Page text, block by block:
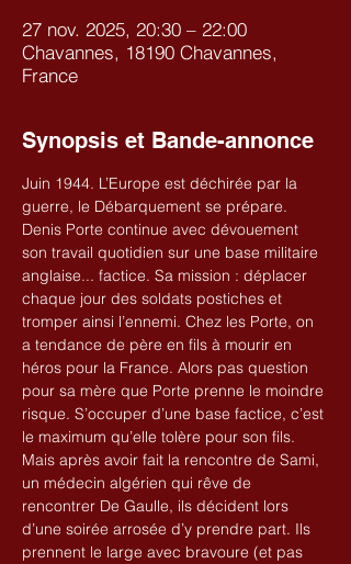
27 nov. 2025, 20:30 – 22:00
Chavannes, 18190 Chavannes,
France
Synopsis et Bande-annonce
Juin 1944. L’Europe est déchirée par la
guerre, le Débarquement se prépare.
Denis Porte continue avec dévouement
son travail quotidien sur une base militaire
anglaise... factice. Sa mission : déplacer
chaque jour des soldats postiches et
tromper ainsi l’ennemi. Chez les Porte, on
a tendance de père en fils à mourir en
héros pour la France. Alors pas question
pour sa mère que Porte prenne le moindre
risque. S’occuper d’une base factice, c’est
le maximum qu’elle tolère pour son fils.
Mais après avoir fait la rencontre de Sami,
un médecin algérien qui rêve de
rencontrer De Gaulle, ils décident lors
d’une soirée arrosée d’y prendre part. Ils
prennent le large avec bravoure (et pas